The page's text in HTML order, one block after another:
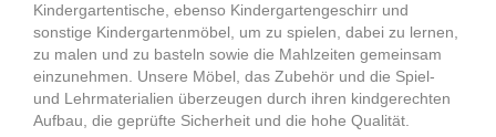
Kindergartentische, ebenso Kindergartengeschirr und
sonstige Kindergartenmöbel, um zu spielen, dabei zu lernen,
zu malen und zu basteln sowie die Mahlzeiten gemeinsam
einzunehmen. Unsere Möbel, das Zubehör und die Spiel-
und Lehrmaterialien überzeugen durch ihren kindgerechten
Aufbau, die geprüfte Sicherheit und die hohe Qualität.